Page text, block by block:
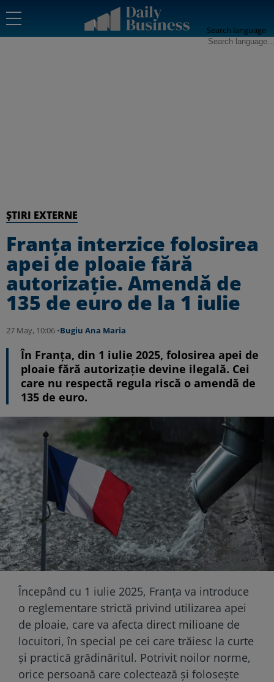
Search language
ȘTIRI EXTERNE
Franța interzice folosirea
apei de ploaie fără
autorizație. Amendă de
135 de euro de la 1 iulie
27 May, 10:06 •Bugiu ⁠Ana Maria
În Franța, din 1 iulie 2025, folosirea apei de
ploaie fără autorizație devine ilegală. Cei
care nu respectă regula riscă o amendă de
135 de euro.
Începând cu 1 iulie 2025, Franța va introduce
o reglementare strictă privind utilizarea apei
de ploaie, care va afecta direct milioane de
locuitori, în special pe cei care trăiesc la curte
și practică grădinăritul. Potrivit noilor norme,
orice persoană care colectează și folosește